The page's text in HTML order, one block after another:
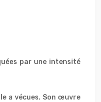
par une intensité
a vécues. Son œuvre